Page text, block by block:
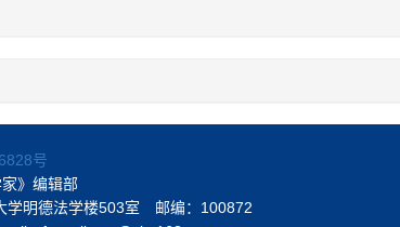
号
》编辑部
学明德法学楼503室 邮编：100872